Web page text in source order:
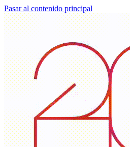
Pasar al contenido principal